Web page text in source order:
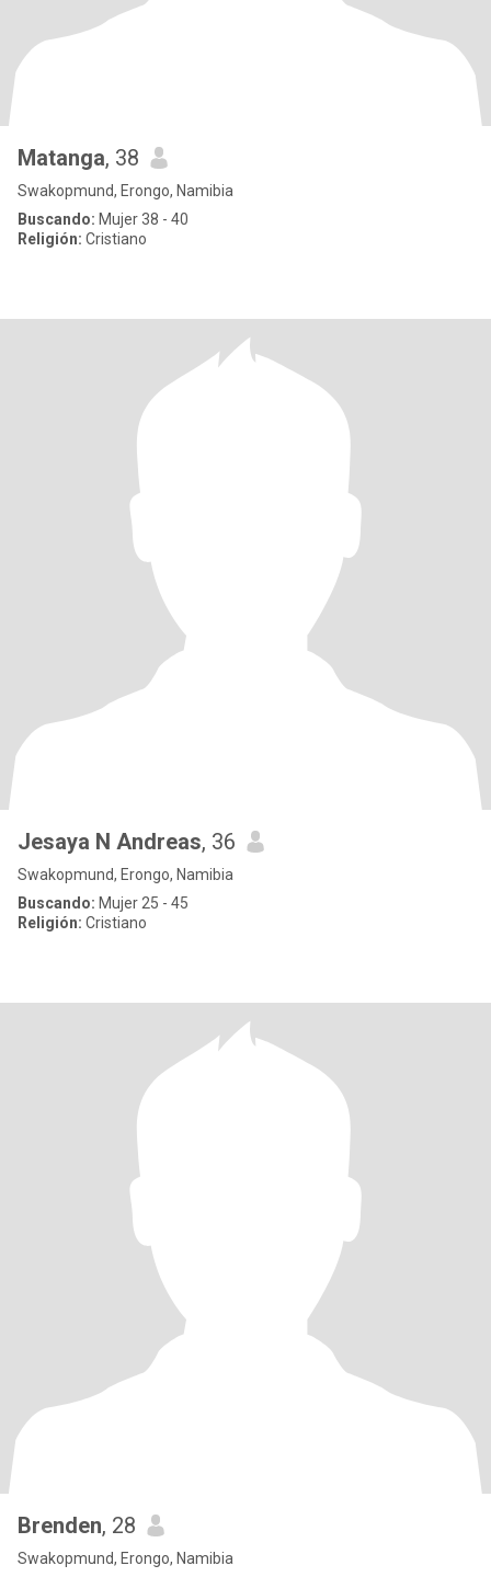
Matanga, 38
Swakopmund, Erongo, Namibia
Buscando: Mujer 38 - 40
Religión: Cristiano
Jesaya N Andreas, 36
Swakopmund, Erongo, Namibia
Buscando: Mujer 25 - 45
Religión: Cristiano
Brenden, 28
Swakopmund, Erongo, Namibia